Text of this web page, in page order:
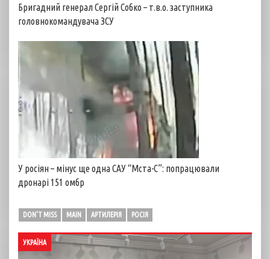
Бригадний генерал Сергій Собко – т.в.о. заступника
головнокомандувача ЗСУ
У росіян – мінус ще одна САУ “Мста-С”: попрацювали
дронарі 151 омбр
DON'T MISS MAIN АРТИЛЕРІЯ РОСІЯ
УКРАЇНА